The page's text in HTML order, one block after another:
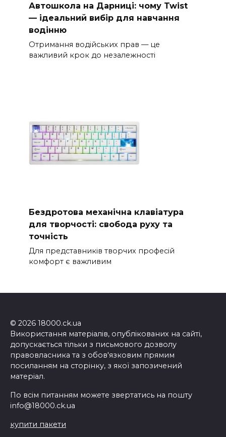
Автошкола на Дарниці: чому Twist
— ідеальний вибір для навчання
водінню
Отримання водійських прав — це
важливий крок до незалежності
Бездротова механічна клавіатура
для творчості: свобода руху та
точність
Для представників творчих професій
комфорт є важливим
© 2026 18000.ck.ua
Використання матеріалів, опублікованих на сайті,
допускається тільки з письмового дозволу
правовласника та з обов'язковим прямим
посиланням на сторінку, з якої запозичений
матеріал.
По всім питанням можете звертатись на пошту
info@18000.ck.ua
купити пакети